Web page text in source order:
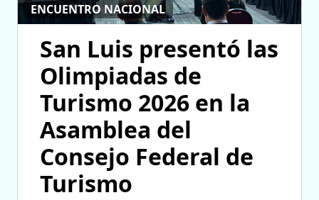
ENCUENTRO NACIONAL
San Luis presentó las
Olimpiadas de
Turismo 2026 en la
Asamblea del
Consejo Federal de
Turismo